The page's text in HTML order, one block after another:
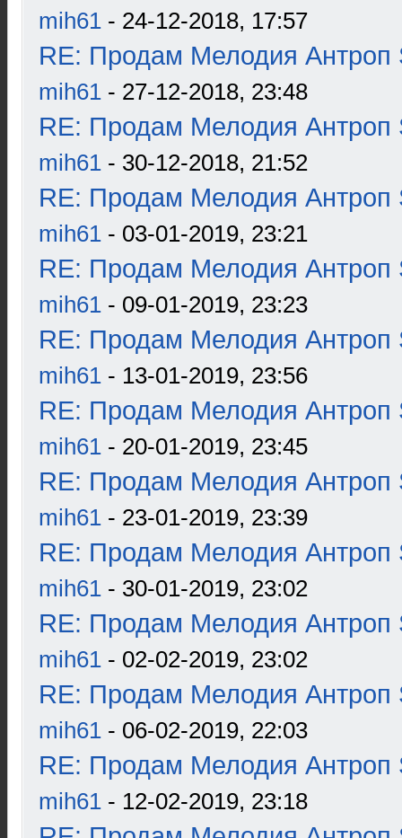
mih61 - 24-12-2018, 17:57
RE: Продам Мелодия Антроп
mih61 - 27-12-2018, 23:48
RE: Продам Мелодия Антроп
mih61 - 30-12-2018, 21:52
RE: Продам Мелодия Антроп
mih61 - 03-01-2019, 23:21
RE: Продам Мелодия Антроп
mih61 - 09-01-2019, 23:23
RE: Продам Мелодия Антроп
mih61 - 13-01-2019, 23:56
RE: Продам Мелодия Антроп
mih61 - 20-01-2019, 23:45
RE: Продам Мелодия Антроп
mih61 - 23-01-2019, 23:39
RE: Продам Мелодия Антроп
mih61 - 30-01-2019, 23:02
RE: Продам Мелодия Антроп
mih61 - 02-02-2019, 23:02
RE: Продам Мелодия Антроп
mih61 - 06-02-2019, 22:03
RE: Продам Мелодия Антроп
mih61 - 12-02-2019, 23:18